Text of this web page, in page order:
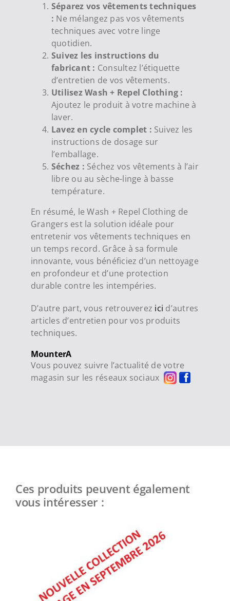
Séparez vos vêtements techniques
: Ne mélangez pas vos vêtements
techniques avec votre linge
quotidien.
Suivez les instructions du
fabricant : Consultez l’étiquette
d’entretien de vos vêtements.
Utilisez Wash + Repel Clothing :
Ajoutez le produit à votre machine à
laver.
Lavez en cycle complet : Suivez les
instructions de dosage sur
l’emballage.
Séchez : Séchez vos vêtements à l’air
libre ou au sèche-linge à basse
température.
En résumé, le Wash + Repel Clothing de
Grangers est la solution idéale pour
entretenir vos vêtements techniques en
un temps record. Grâce à sa formule
innovante, vous bénéficiez d’un nettoyage
en profondeur et d’une protection
durable contre les intempéries.
D’autre part, vous retrouverez ici d’autres
articles d’entretien pour vos produits
techniques.
MounterA
Vous pouvez suivre l’actualité de votre
magasin sur les réseaux sociaux
Ces produits peuvent également
vous intéresser :